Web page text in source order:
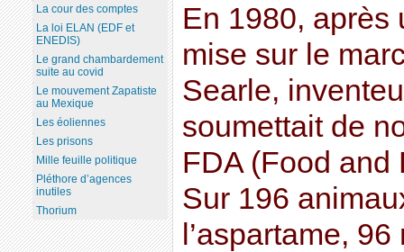
En 1980, après
mise sur le
Searle,
soumettait de
FDA (Food and
Sur 196
l’aspartame,
La cour des comptes
La loi ELAN (EDF et
ENEDIS)
Le grand chambardement
suite au covid
Le mouvement Zapatiste
au Mexique
Les éoliennes
Les prisons
Mille feuille politique
Pléthore d’agences
inutiles
Thorium